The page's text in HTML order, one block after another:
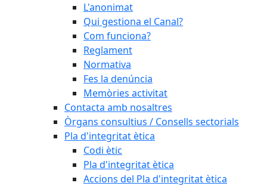
L'anonimat
Qui gestiona el Canal?
Com funciona?
Reglament
Normativa
Fes la denúncia
Memòries activitat
Contacta amb nosaltres
Òrgans consultius / Consells sectorials
Pla d'integritat ètica
Codi ètic
Pla d'integritat ètica
Accions del Pla d'integritat ètica